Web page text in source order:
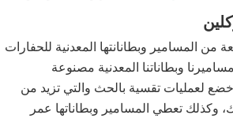
المسامير وبطانانتها المعدنية للحفارات
وبطاناتنا المعدنية مصنوعة
لعمليات تقسية بالحث والتي تزيد من
وكذلك تعطي المسامير وبطاناتها عمر